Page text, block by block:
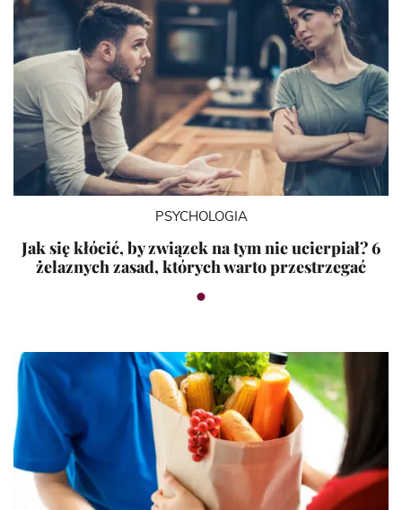
PSYCHOLOGIA
Jak się kłócić, by związek na tym nie ucierpiał? 6
żelaznych zasad, których warto przestrzegać